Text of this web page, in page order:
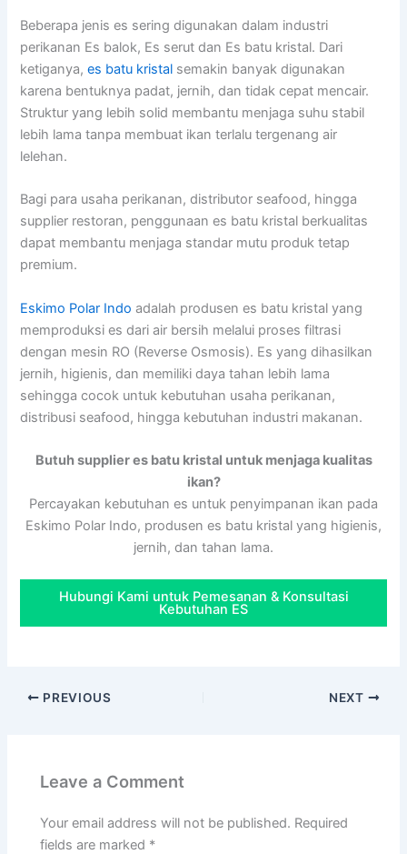
Beberapa jenis es sering digunakan dalam industri
perikanan Es balok, Es serut dan Es batu kristal. Dari
ketiganya,es batu kristal semakin banyak digunakan
karena bentuknya padat, jernih, dan tidak cepat mencair.
Struktur yang lebih solid membantu menjaga suhu stabil
lebih lama tanpa membuat ikan terlalu tergenang air
lelehan.
Bagi para usaha perikanan, distributor seafood, hingga
supplier restoran, penggunaan es batu kristal berkualitas
dapat membantu menjaga standar mutu produk tetap
premium.
Eskimo Polar Indo adalah produsen es batu kristal yang
memproduksi es dari air bersih melalui proses filtrasi
dengan mesin RO (Reverse Osmosis). Es yang dihasilkan
jernih, higienis, dan memiliki daya tahan lebih lama
sehingga cocok untuk kebutuhan usaha perikanan,
distribusi seafood, hingga kebutuhan industri makanan.
Butuh supplier es batu kristal untuk menjaga kualitas
ikan?
Percayakan kebutuhan es untuk penyimpanan ikan pada
Eskimo Polar Indo, produsen es batu kristal yang higienis,
jernih, dan tahan lama.
Hubungi Kami untuk Pemesanan & Konsultasi
Kebutuhan ES
PREVIOUS NEXT
Leave a Comment
Your email address will not be published. Required
fields are marked *